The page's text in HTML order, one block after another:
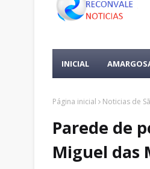
INICIAL
Página inicial Noticias de
Parede de
Miguel das